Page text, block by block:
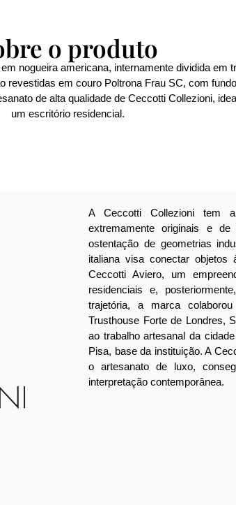
o produto
nogueira americana, internamente dividida
em couro Poltrona Frau SC, com
de alta qualidade de Ceccotti Collezioni,
um escritório residencial.
A Ceccotti Collezioni tem
extremamente originais e
ostentação de geometrias
italiana visa conectar objetos
Ceccotti Aviero, um
residenciais e,
trajetória, a marca
Trusthouse Forte de Londres,
ao trabalho artesanal da
Pisa, base da instituição. A
o artesanato de luxo,
interpretação contemporânea.